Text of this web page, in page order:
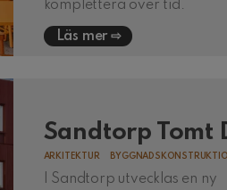
komplettera över tid.
Läs mer
Sandtorp Tomt
ARKITEKTUR
I Sandtorp utvecklas en ny